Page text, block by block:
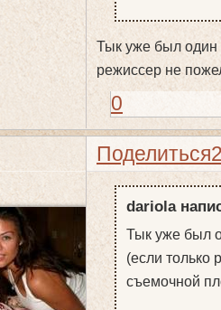
Тык уже был один
режиссер не
0
Поделиться
dariola
Тык уже был
(если только
съемочной